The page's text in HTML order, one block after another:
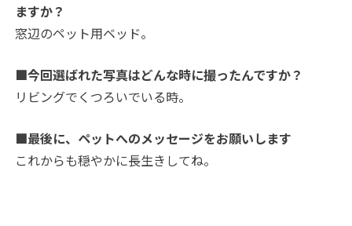
ますか？
窓辺のペット用ベッド。
■今回選ばれた写真はどんな時に撮ったんですか？
リビングでくつろいでいる時。
■最後に、ペットへのメッセージをお願いします
これからも穏やかに長生きしてね。